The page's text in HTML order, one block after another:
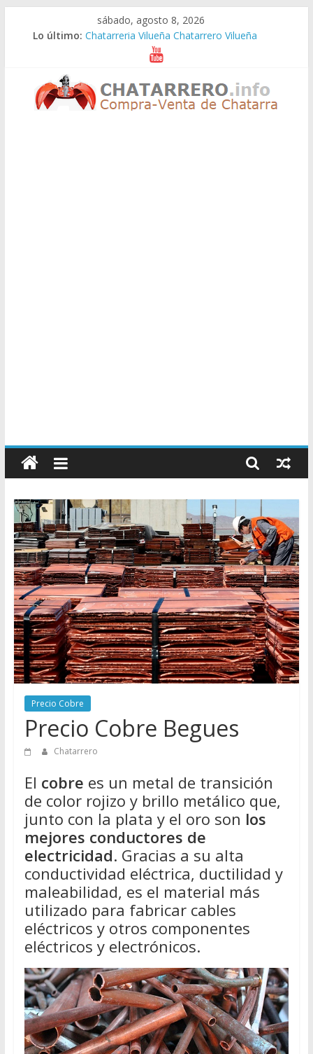
sábado, agosto 8, 2026
Lo último: Chatarreria Vilueña Chatarrero Vilueña
Chatarreria Zuera Chatarrero Zuera
Chatarreria Zaragoza Chatarrero Zaragoza
Chatarreria Zaida Chatarrero Zaida
Chatarreria Vistabella Chatarrero Vistabella
Chatarreros
–
Precio
de
Chatarra
Directorio
de
Chatarreros
vender
Chatarra
Precio Cobre
Precio Cobre Begues
Chatarrero
El cobre es un metal de transición
de color rojizo y brillo metálico que,
junto con la plata y el oro son los
mejores conductores de
electricidad. Gracias a su alta
conductividad eléctrica, ductilidad y
maleabilidad, es el material más
utilizado para fabricar cables
eléctricos y otros componentes
eléctricos y electrónicos.